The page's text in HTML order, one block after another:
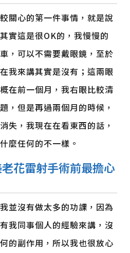
關心的第一件事情，就是說
實這是很OK的，我慢慢的
，可以不需要戴眼鏡，至於
我來講其實是沒有；這兩眼
在前一個月，我右眼比較清
，但是再過兩個月的時候，
失，我現在在看東西的話，
麼任何的不一樣。
花雷射手術前最擔心
並沒有做太多的功課，因為
我同事個人的經驗來講，沒
的副作用，所以我也很放心